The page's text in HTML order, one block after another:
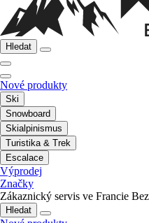
Hledat
Nové produkty
Ski
Snowboard
Skialpinismus
Turistika & Trek
Escalace
Výprodej
Značky
Zákaznický servis ve Francie
Hledat